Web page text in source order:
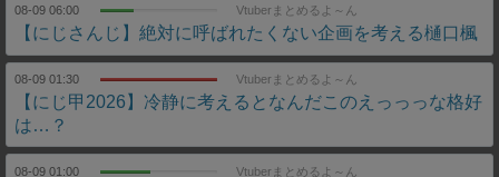
08-09 06:00 Vtuberまとめるよ～ん
【にじさんじ】絶対に呼ばれたくない企画を考える樋口楓
08-09 01:30 Vtuberまとめるよ～ん
【にじ甲2026】冷静に考えるとなんだこのえっっっな格好
は…？
08-09 01:00 Vtuberまとめるよ～ん